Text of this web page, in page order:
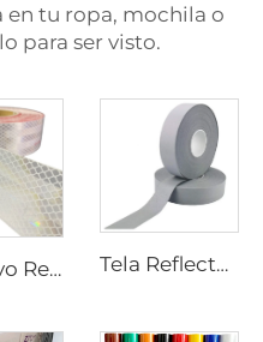
en tu ropa, mochila o
para ser visto.
Adhesivo Reflectante Rojo y Blanco, Cinta Reflectante, Cinta Reflectante Dot C2 para Camión Tela Reflectante Gris, Cinta Reflectante de Alta Luminosidad para Coser en Prendas, Chalecos y Chaquetas